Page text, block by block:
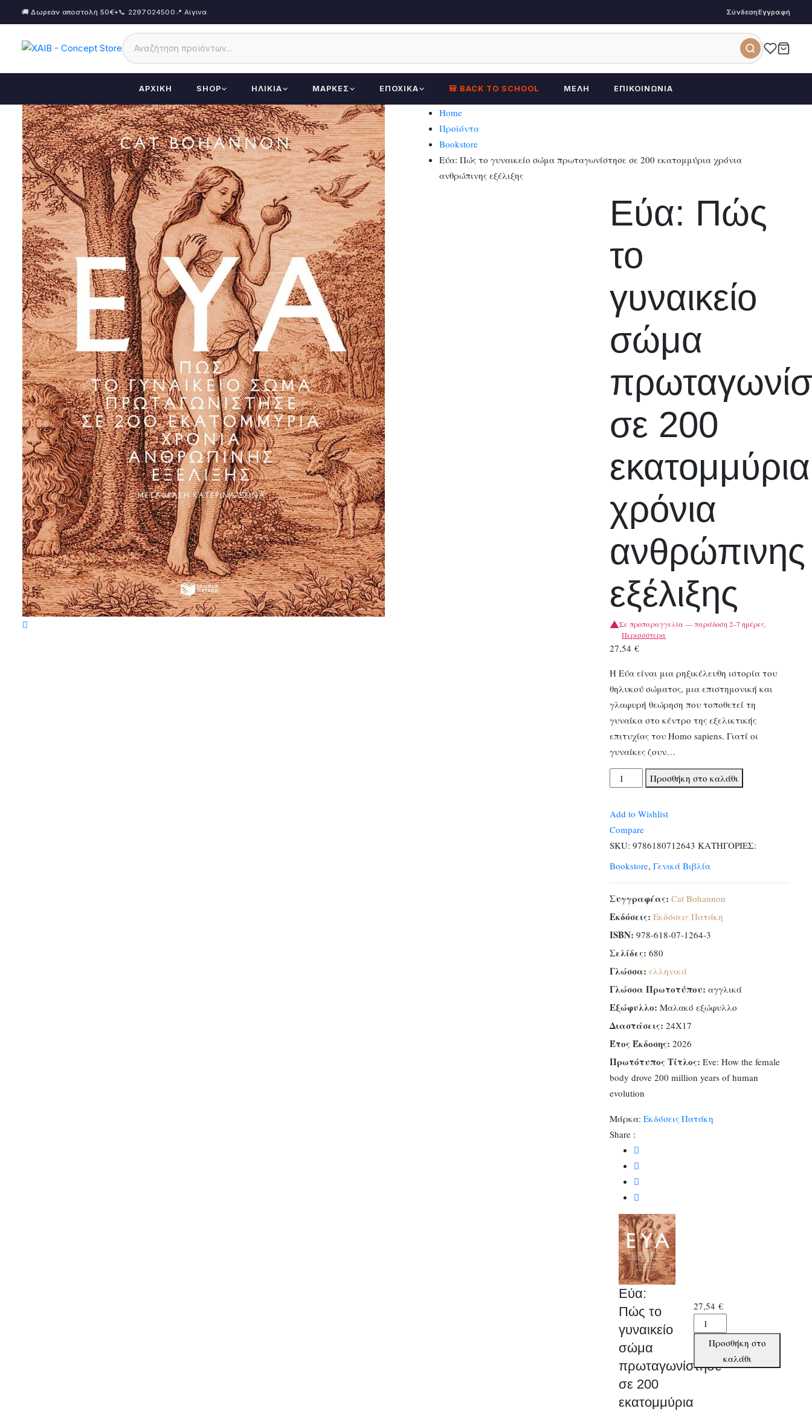
🚚 Δωρεάν αποστολή 50€+📞 2297024500 📍 Αίγινα ΣύνδεσηΕγγραφή
ΑΡΧΙΚΉ SHOP ΗΛΙΚΊΑ ΜΆΡΚΕΣ ΕΠΟΧΙΚΆ 🎒 BACK TO SCHOOL ΜΈΛΗ ΕΠΙΚΟΙΝΩΝΊΑ
Home
Προϊόντα
Bookstore
Εύα: Πώς το γυναικείο σώμα πρωταγωνίστησε σε 200 εκατομμύρια χρόνια
ανθρώπινης εξέλιξης
Εύα: Πώς
το
γυναικείο
σώμα
σε 200
εκατομμύρια
χρόνια
ανθρώπινης
εξέλιξης
Σε προπαραγγελία — παράδοση 2–7 ημέρες.
Περισσότερα
27,54€
H Εύα είναι μια ρηξικέλευθη ιστορία του
θηλυκού σώματος, μια επιστημονική και
γλαφυρή θεώρηση που τοποθετεί τη
γυναίκα στο κέντρο της εξελικτικής
επιτυχίας του Homo sapiens. Γιατί οι
γυναίκες ζουν…
Εύα:
Πώς
σώμα
σε
200
εκατομμύρια
χρόνια
ανθρώπινης
εξέλιξης
Προσθήκη στο καλάθι
Add to Wishlist
Compare
SKU: 9786180712643 ΚΑΤΗΓΟΡΙΕΣ:
Bookstore,Γενικά Βιβλία
Συγγραφέας: Cat Bohannon
Εκδόσεις: Εκδόσεις Πατάκη
ISBN: 978-618-07-1264-3
Σελίδες: 680
Γλώσσα: ελληνικά
Γλώσσα Πρωτοτύπου: αγγλικά
Εξώφυλλο: Μαλακό εξώφυλλο
Διαστάσεις: 24Χ17
Έτος Έκδοσης: 2026
Πρωτότυπος Τίτλος: Eve: How the female
body drove 200 million years of human
evolution
Μάρκα:Εκδόσεις Πατάκη
Share :
Εύα:
Πώς το
γυναικείο
σώμα
πρωταγωνίστησε
σε 200
εκατομμύρια
27,54€
Εύα:
Πώς
γυναικείο
Προσθήκη στο
καλάθι